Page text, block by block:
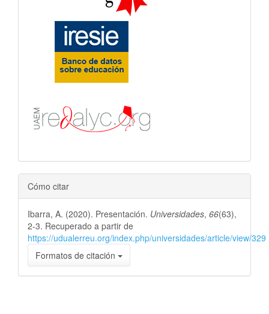
Cómo citar
Ibarra, A. (2020). Presentación. Universidades, 66(63),
2-3. Recuperado a partir de
https://udualerreu.org/index.php/universidades/article/view/329
Formatos de citación